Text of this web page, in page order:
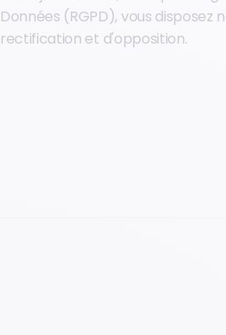
Données (RGPD), vous
rectification et d'opposition.